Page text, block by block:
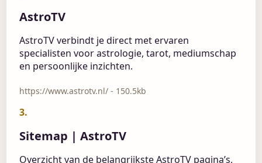
AstroTV
AstroTV verbindt je direct met ervaren
specialisten voor astrologie, tarot, mediumschap
en persoonlijke inzichten.
https://www.astrotv.nl/ - 150.5kb
3.
Sitemap | AstroTV
Overzicht van de belangrijkste AstroTV pagina’s,